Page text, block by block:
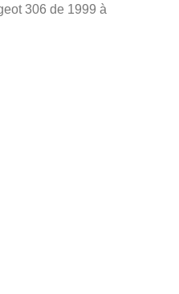
306 de 1999 à